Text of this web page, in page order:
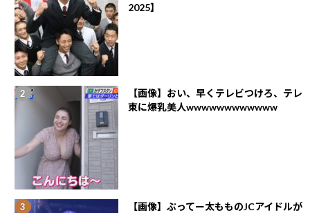
2025】
【画像】おい、早くテレビつけろ、テレ
東に爆乳美人wwwwwwwwwwww
【画像】ぶってー太もものJCアイドルが